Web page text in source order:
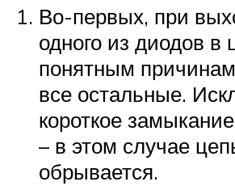
Во-первых, при
одного из диодов в
понятным причинам
все остальные.
короткое
– в этом случае
обрывается.